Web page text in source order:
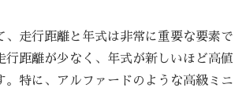
、走行距離と年式は非常に重要な要素で
行距離が少なく、年式が新しいほど高値
。特に、アルファードのような高級ミニ